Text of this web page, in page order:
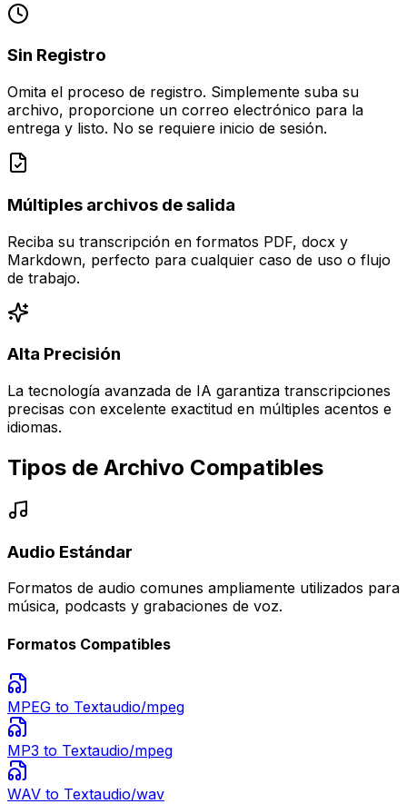
Sin Registro
Omita el proceso de registro. Simplemente suba su
archivo, proporcione un correo electrónico para la
entrega y listo. No se requiere inicio de sesión.
Múltiples archivos de salida
Reciba su transcripción en formatos PDF, docx y
Markdown, perfecto para cualquier caso de uso o flujo
de trabajo.
Alta Precisión
La tecnología avanzada de IA garantiza transcripciones
precisas con excelente exactitud en múltiples acentos e
idiomas.
Tipos de Archivo Compatibles
Audio Estándar
Formatos de audio comunes ampliamente utilizados para
música, podcasts y grabaciones de voz.
Formatos Compatibles
MPEG to Textaudio/mpeg
MP3 to Textaudio/mpeg
WAV to Textaudio/wav